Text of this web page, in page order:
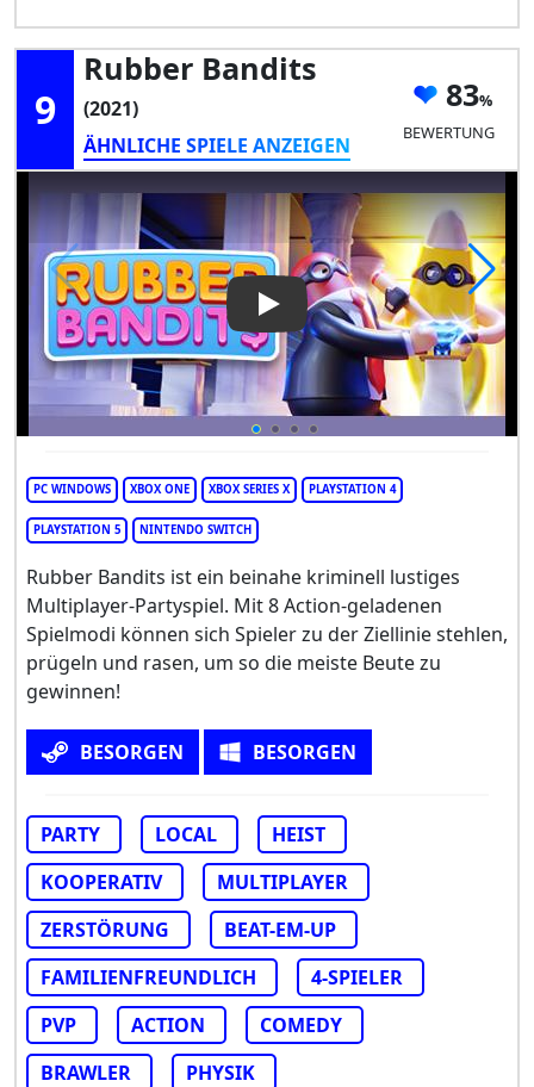
9
Rubber Bandits
(2021)
ÄHNLICHE SPIELE ANZEIGEN
83
BEWERTUNG
Play Video: Rubber Bandits
PC WINDOWS XBOX ONE XBOX SERIES X PLAYSTATION 4
PLAYSTATION 5 NINTENDO SWITCH
Rubber Bandits ist ein beinahe kriminell lustiges
Multiplayer-Partyspiel. Mit 8 Action-geladenen
Spielmodi können sich Spieler zu der Ziellinie stehlen,
prügeln und rasen, um so die meiste Beute zu
gewinnen!
BESORGEN BESORGEN
PARTY LOCAL
HEIST
KOOPERATIV
MULTIPLAYER
ZERSTÖRUNG
BEAT-EM-UP
FAMILIENFREUNDLICH
4-SPIELER
PVP
ACTION
COMEDY
BRAWLER
PHYSIK